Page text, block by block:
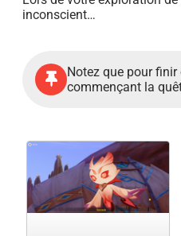
inconscient…
Notez que pour finir
commençant la